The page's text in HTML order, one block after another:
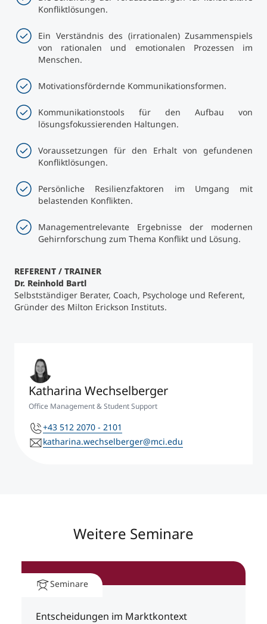
Konfliktlösungen.
Ein Verständnis des (irrationalen) Zusammenspiels
von rationalen und emotionalen Prozessen im
Menschen.
Motivationsfördernde Kommunikationsformen.
Kommunikationstools für den Aufbau von
lösungsfokussierenden Haltungen.
Voraussetzungen für den Erhalt von gefundenen
Konfliktlösungen.
Persönliche Resilienzfaktoren im Umgang mit
belastenden Konflikten.
Managementrelevante Ergebnisse der modernen
Gehirnforschung zum Thema Konflikt und Lösung.
REFERENT / TRAINER
Dr. Reinhold Bartl
Selbstständiger Berater, Coach, Psychologe und Referent,
Gründer des Milton Erickson Instituts.
Katharina Wechselberger
Office Management & Student Support
+43 512 2070 - 2101
katharina.wechselberger@mci.edu
Weitere Seminare
Seminare
Entscheidungen im Marktkontext